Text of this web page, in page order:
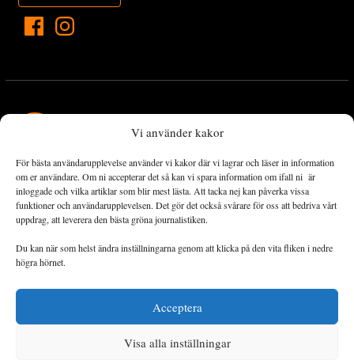
Vi använder kakor
För bästa användarupplevelse använder vi kakor där vi lagrar och läser in information
om er användare. Om ni accepterar det så kan vi spara information om ifall ni är
inloggade och vilka artiklar som blir mest lästa. Att tacka nej kan påverka vissa
funktioner och användarupplevelsen. Det gör det också svårare för oss att bedriva vårt
uppdrag, att leverera den bästa gröna journalistiken.
Du kan när som helst ändra inställningarna genom att klicka på den vita fliken i nedre
högra hörnet.
Acceptera
Visa alla inställningar
Landets Fria Tidning är en nyhetstidning med bred bevakning av
det viktigaste som händer lokalt och globalt och med fokus på
omställningsrörelsen. En omställning till ett hållbart samhälle går
både via starka och lika rättigheter för alla människor, minskade
ekonomiska och sociala klyftor, samt utrymme för allt levande att
utvecklas och frodas.